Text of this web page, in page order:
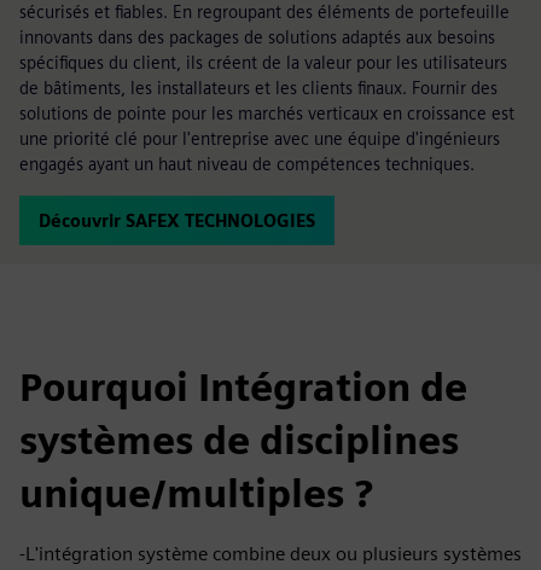
sécurisés et fiables. En regroupant des éléments de portefeuille
innovants dans des packages de solutions adaptés aux besoins
spécifiques du client, ils créent de la valeur pour les utilisateurs
de bâtiments, les installateurs et les clients finaux. Fournir des
solutions de pointe pour les marchés verticaux en croissance est
une priorité clé pour l'entreprise avec une équipe d'ingénieurs
engagés ayant un haut niveau de compétences techniques.
Découvrir SAFEX TECHNOLOGIES
Pourquoi Intégration de
systèmes de disciplines
unique/multiples ?
-L'intégration système combine deux ou plusieurs systèmes